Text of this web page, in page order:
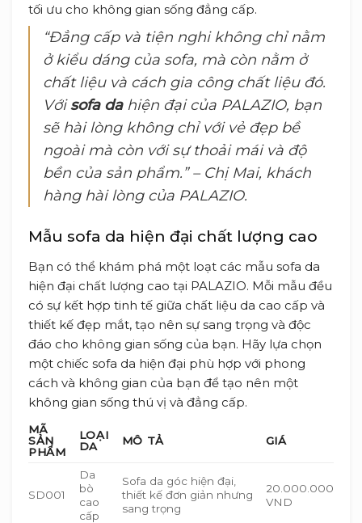
tối ưu cho không gian sống đẳng cấp.
“Đẳng cấp và tiện nghi không chỉ nằm
ở kiểu dáng của sofa, mà còn nằm ở
chất liệu và cách gia công chất liệu đó.
Vớisofa dahiện đại của PALAZIO, bạn
sẽ hài lòng không chỉ với vẻ đẹp bề
ngoài mà còn với sự thoải mái và độ
bền của sản phẩm.” – Chị Mai, khách
hàng hài lòng của PALAZIO.
Mẫu sofa da hiện đại chất lượng cao
Bạn có thể khám phá một loạt các mẫu sofa da
hiện đại chất lượng cao tại PALAZIO. Mỗi mẫu đều
có sự kết hợp tinh tế giữa chất liệu da cao cấp và
thiết kế đẹp mắt, tạo nên sự sang trọng và độc
đáo cho không gian sống của bạn. Hãy lựa chọn
một chiếc sofa da hiện đại phù hợp với phong
cách và không gian của bạn để tạo nên một
không gian sống thú vị và đẳng cấp.
MÃ
SẢN
PHẨM
LOẠI
DA
MÔ TẢ GIÁ
SD001
Da
bò
cao
cấp
Sofa da góc hiện đại,
thiết kế đơn giản nhưng
sang trọng
20.000.000
VND